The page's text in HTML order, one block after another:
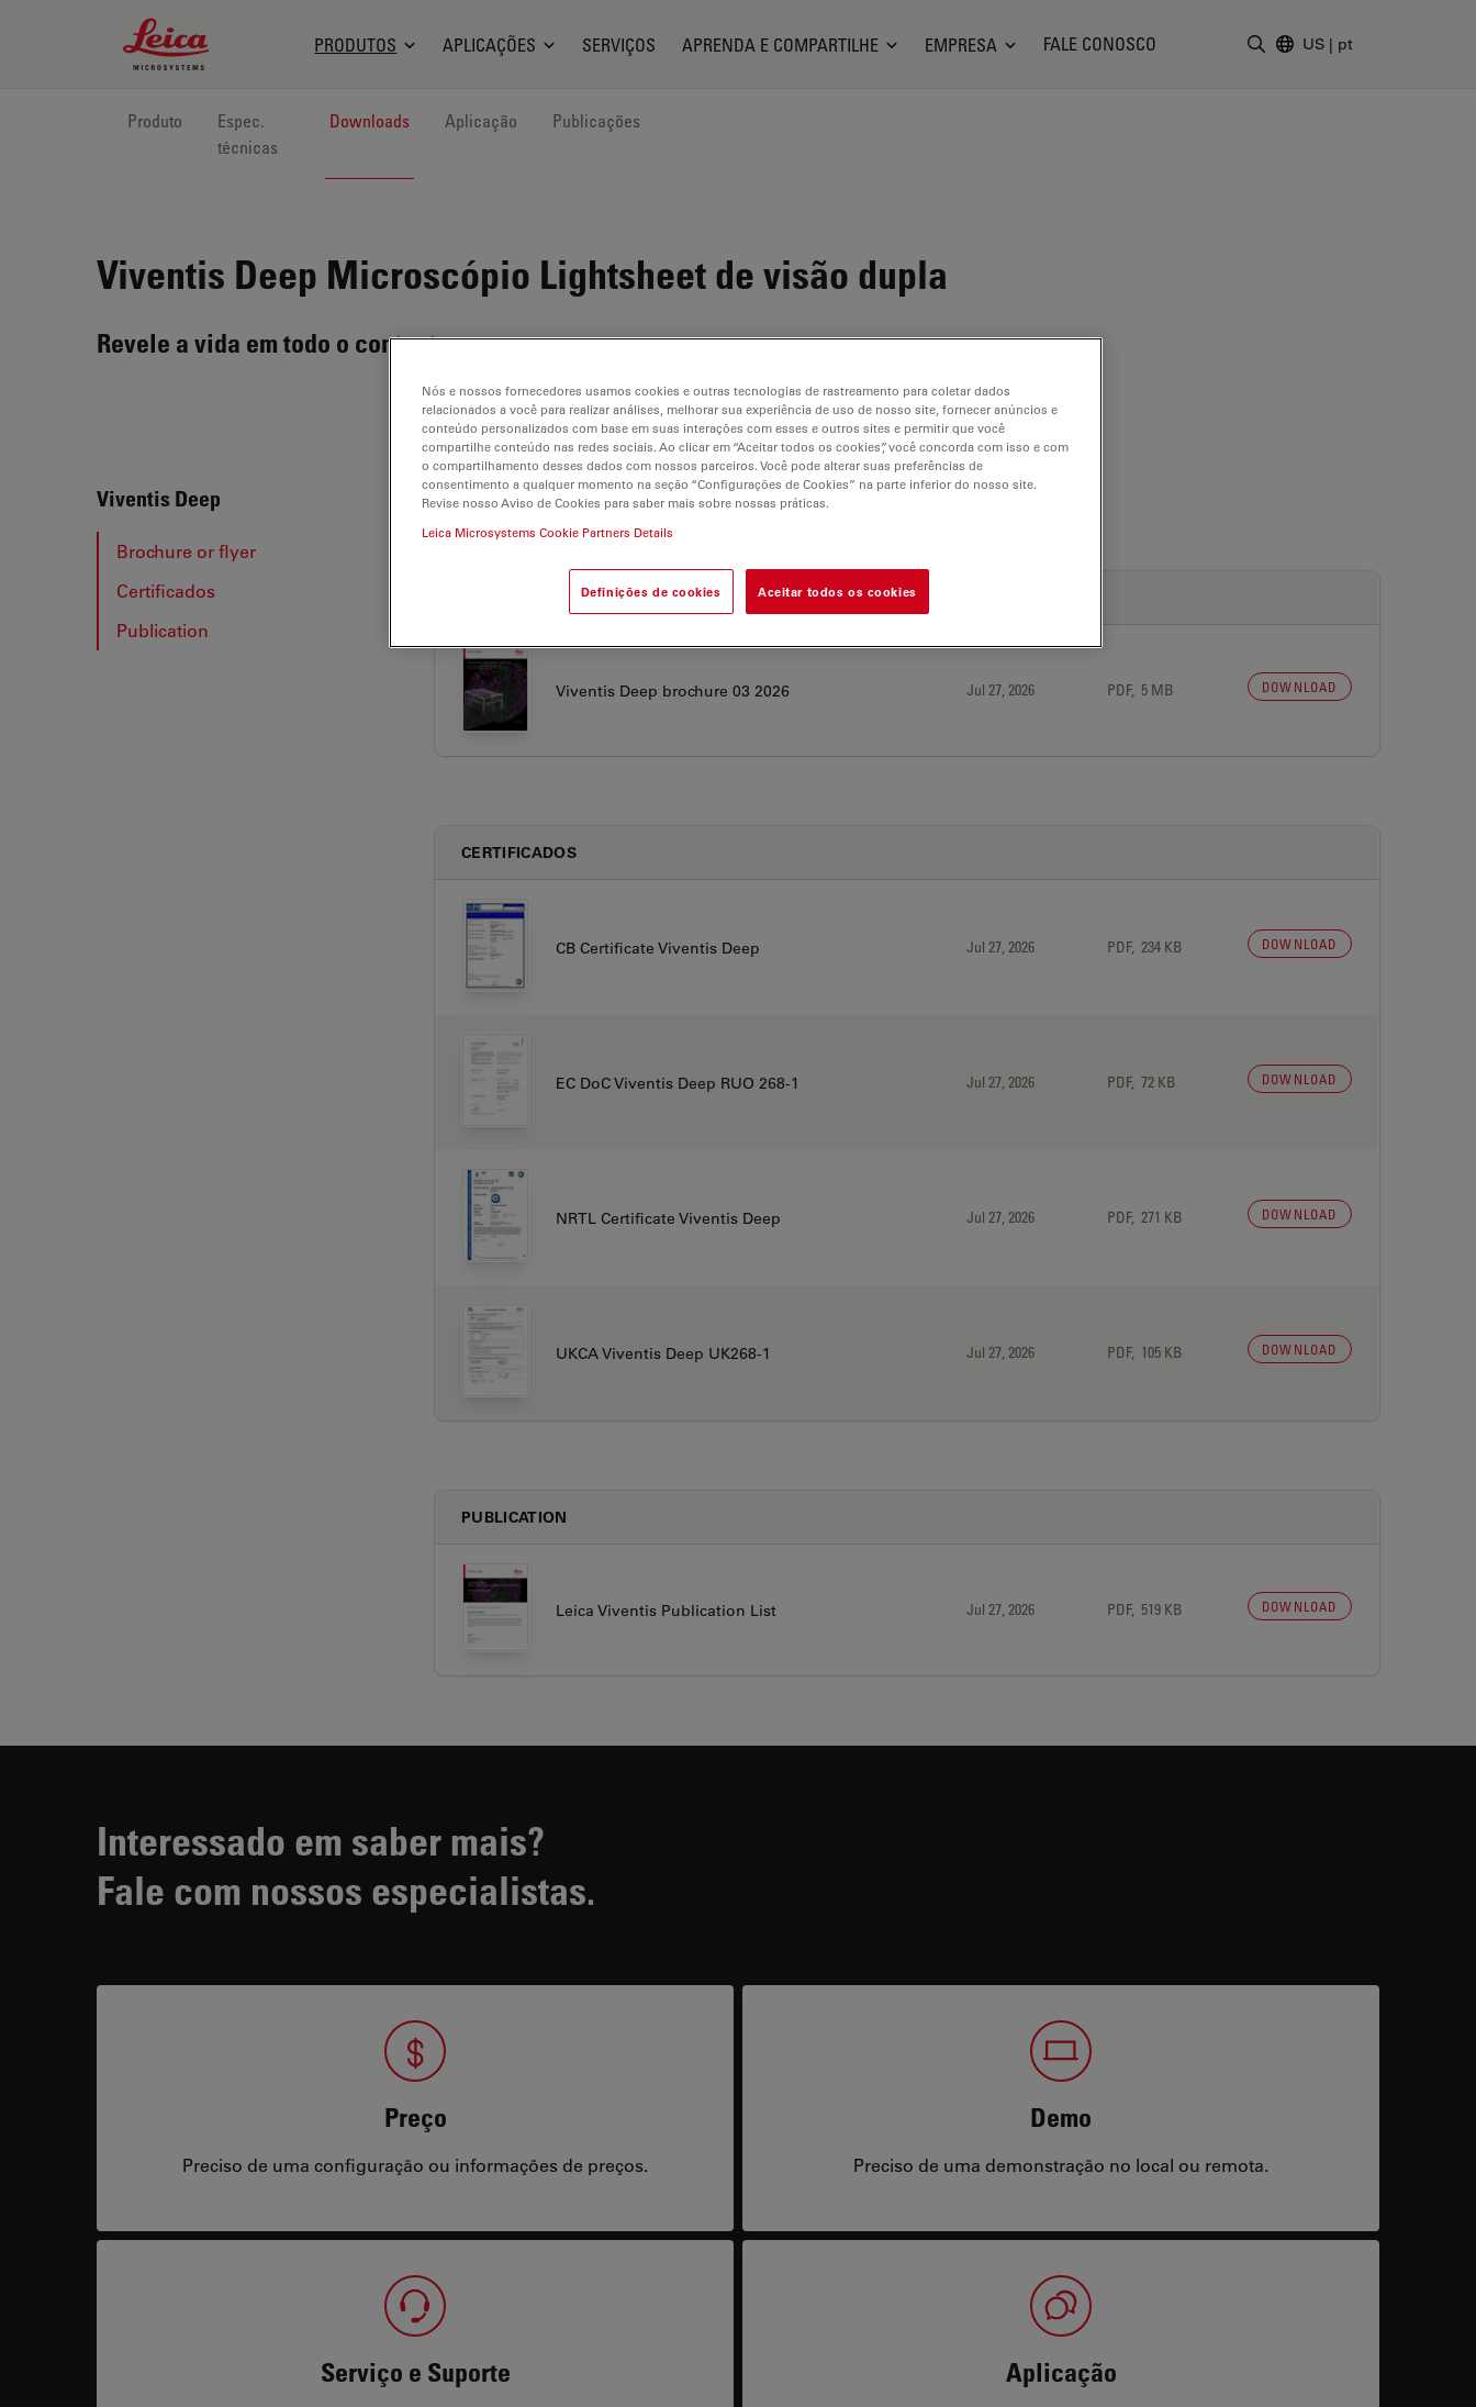
Leica Microsystems Logo
PRODUTOS APLICAÇÕES SERVIÇOS APRENDA E COMPARTILHE EMPRESA FALE CONOSCO US | pt
Produto
Espec.
técnicas
Downloads Aplicação Publicações
Viventis Deep Microscópio Lightsheet de visão dupla
Revele a vida em todo o contexto
Viventis Deep
Brochure or flyer
Certificados
Publication
Viventis Deep
BROCHURE OR FLYER
Viventis Deep brochure 03 2026 Jul 27, 2026 PDF, 5 MB DOWNLOAD
CERTIFICADOS
CB Certificate Viventis Deep Jul 27, 2026 PDF, 234 KB DOWNLOAD
EC DoC Viventis Deep RUO 268-1 Jul 27, 2026 PDF, 72 KB DOWNLOAD
NRTL Certificate Viventis Deep Jul 27, 2026 PDF, 271 KB DOWNLOAD
UKCA Viventis Deep UK268-1 Jul 27, 2026 PDF, 105 KB DOWNLOAD
PUBLICATION
Leica Viventis Publication List Jul 27, 2026 PDF, 519 KB DOWNLOAD
Interessado em saber mais?
Fale com nossos especialistas.
Preço
Preciso de uma configuração ou informações de preços.
Demo
Preciso de uma demonstração no local ou remota.
Serviço e Suporte Aplicação
Nós e nossos fornecedores usamos cookies e outras tecnologias de rastreamento para coletar dados
relacionados a você para realizar análises, melhorar sua experiência de uso de nosso site, fornecer anúncios e
conteúdo personalizados com base em suas interações com esses e outros sites e permitir que você
compartilhe conteúdo nas redes sociais. Ao clicar em “Aceitar todos os cookies”, você concorda com isso e com
o compartilhamento desses dados com nossos parceiros. Você pode alterar suas preferências de
consentimento a qualquer momento na seção “Configurações de Cookies” na parte inferior do nosso site.
Revise nosso Aviso de Cookies para saber mais sobre nossas práticas.
Leica Microsystems Cookie Partners Details
Definições de cookies Aceitar todos os cookies